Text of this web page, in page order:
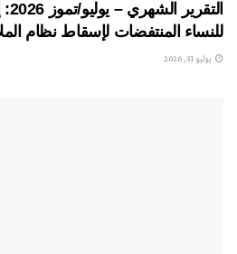
للنساء المنتفضات لإسقاط نظام
يوليو 31, 2026